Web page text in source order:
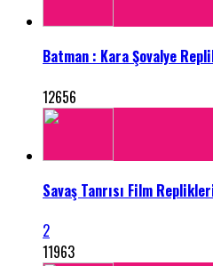
Batman : Kara Şovalye
12656
Savaş Tanrısı Film
2
11963